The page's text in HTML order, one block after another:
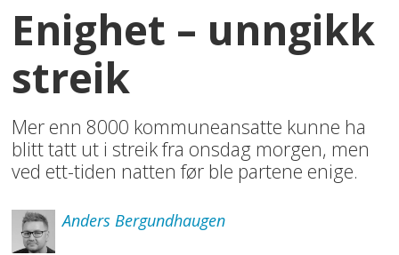
Enighet – unngikk
streik
Mer enn 8000 kommuneansatte kunne ha
blitt tatt ut i streik fra onsdag morgen, men
ved ett-tiden natten før ble partene enige.
Anders Bergundhaugen